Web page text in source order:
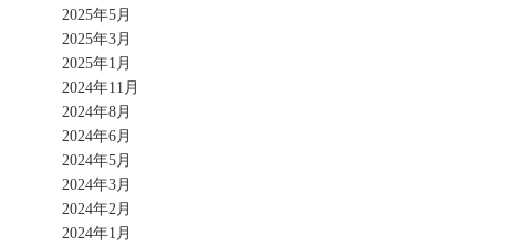
2025年5月
2025年3月
2025年1月
2024年11月
2024年8月
2024年6月
2024年5月
2024年3月
2024年2月
2024年1月